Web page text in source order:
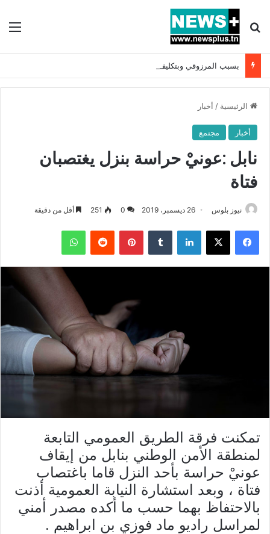
بحث عن
الرئيسية / أخبار
أخبار مجتمع
نابل :عونيْ حراسة بنزل يغتصبان
فتاة
نيوز بلوس 26 ديسمبر، 2019 0
251 أقل من دقيقة
فيسبوك X لينكدإن بينتيريست واتساب
تمكنت فرقة الطريق العمومي التابعة
لمنطقة الأمن الوطني بنابل من إيقاف
عونيْ حراسة بأحد النزل قاما باغتصاب
فتاة ، وبعد استشارة النيابة العمومية أذنت
بالاحتفاظ بهما حسب ما أكده مصدر أمني
لمراسل راديو ماد فوزي بن ابراهيم .